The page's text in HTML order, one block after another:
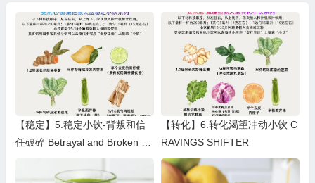
【稳定】5.稳定小饮-背叛和信
任破碎 Betrayal and Broken Tr
【转化】6.转化渴望冲动小饮 C
RAVINGS SHIFTER